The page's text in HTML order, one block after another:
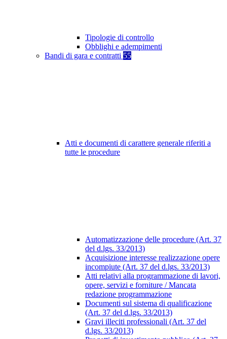
Tipologie di controllo
Obblighi e adempimenti
Bandi di gara e contratti 55
Atti e documenti di carattere generale riferiti a
tutte le procedure
Automatizzazione delle procedure (Art. 37
del d.lgs. 33/2013)
Acquisizione interesse realizzazione opere
incompiute (Art. 37 del d.lgs. 33/2013)
Atti relativi alla programmazione di lavori,
opere, servizi e forniture / Mancata
redazione programmazione
Documenti sul sistema di qualificazione
(Art. 37 del d.lgs. 33/2013)
Gravi illeciti professionali (Art. 37 del
d.lgs. 33/2013)